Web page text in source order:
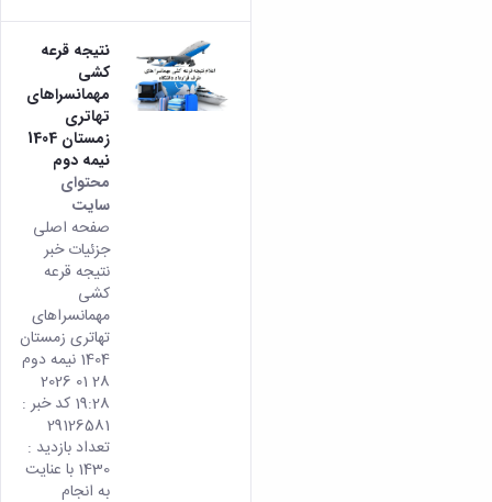
نتیجه قرعه
کشی
مهمانسراهای
تهاتری
زمستان 1404
نیمه دوم
محتوای
سایت
صفحه اصلی
جزئیات خبر
نتیجه قرعه
کشی
مهمانسراهای
تهاتری زمستان
1404 نیمه دوم
28 01 2026
19:28 کد خبر :
29126581
تعداد بازدید :
1430 با عنایت
به انجام